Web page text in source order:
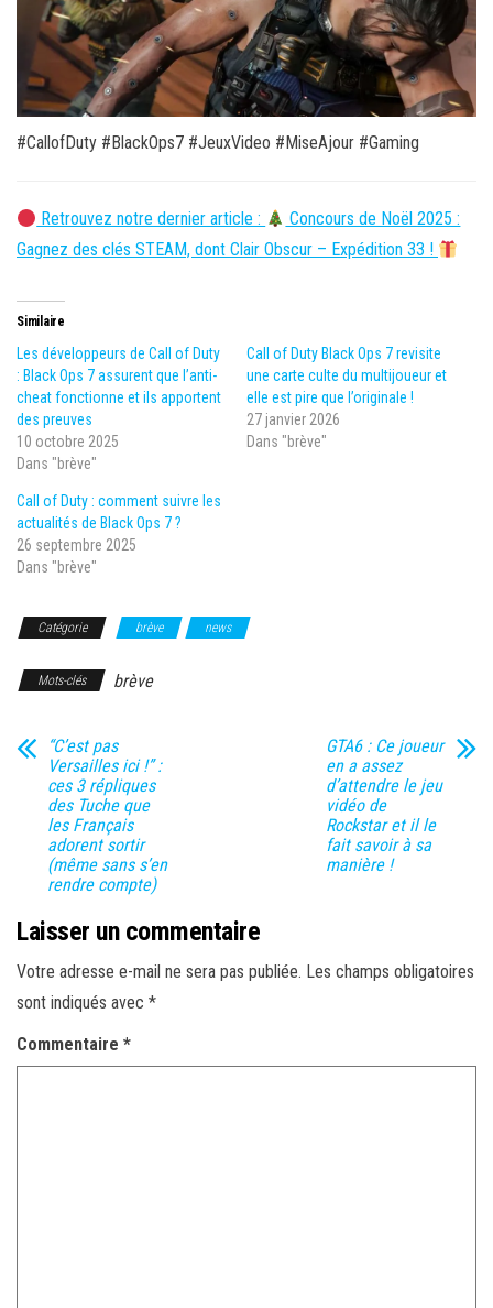
#CallofDuty #BlackOps7 #JeuxVideo #MiseAjour #Gaming
Retrouvez notre dernier article :
Concours de Noël 2025 :
Gagnez des clés STEAM, dont Clair Obscur – Expédition 33 !
Similaire
Les développeurs de Call of Duty
: Black Ops 7 assurent que l’anti-
cheat fonctionne et ils apportent
des preuves
10 octobre 2025
Dans "brève"
Call of Duty Black Ops 7 revisite
une carte culte du multijoueur et
elle est pire que l’originale !
27 janvier 2026
Dans "brève"
Call of Duty : comment suivre les
actualités de Black Ops 7 ?
26 septembre 2025
Dans "brève"
Catégorie brève news
Mots-clés brève
“C’est pas
Versailles ici !” :
ces 3 répliques
des Tuche que
les Français
adorent sortir
(même sans s’en
rendre compte)
GTA6 : Ce joueur
en a assez
d’attendre le jeu
vidéo de
Rockstar et il le
fait savoir à sa
manière !
Laisser un commentaire
Votre adresse e-mail ne sera pas publiée. Les champs obligatoires
sont indiqués avec *
Commentaire *